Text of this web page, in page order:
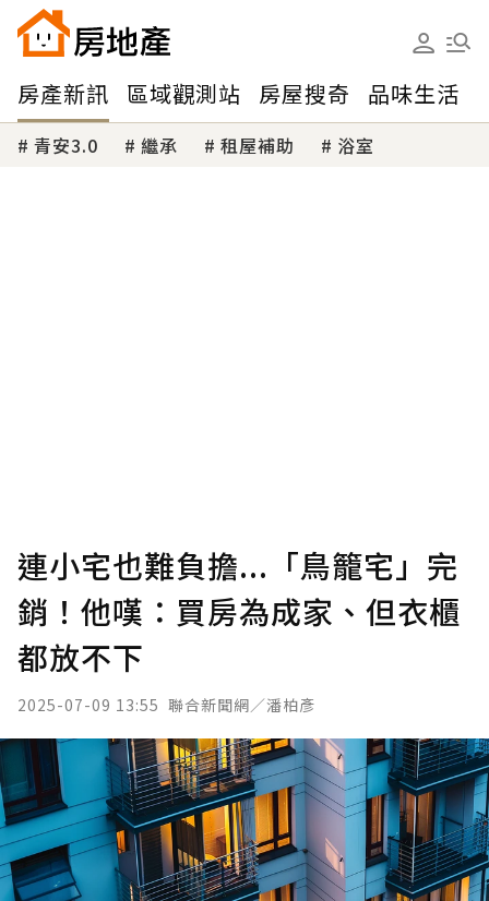
房產新訊 區域觀測站 房屋搜奇 品味生活
青安3.0 繼承 租屋補助 浴室
連小宅也難負擔...「鳥籠宅」完
銷！他嘆：買房為成家、但衣櫃
都放不下
2025-07-09 13:55 聯合新聞網／潘柏彥